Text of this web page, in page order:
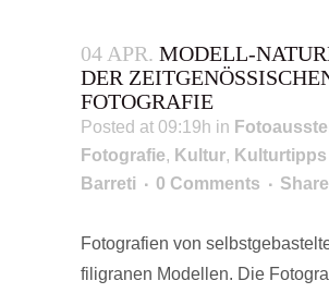
04 APR. MODELL-
DER
FOTOGRAFIE
Posted at 09:19h in
Fotografie, Kultur, Kulturtipps
Barreti
0 Comments Share
Fotografien von
filigranen Modellen. Die